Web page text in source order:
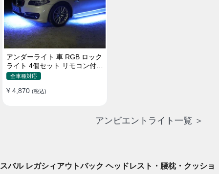
アンダーライト 車 RGB ロック
ライト 4個セット リモコン付き
ボタンスイッチ付き 多機能 車
水 おしゃれ
全車種対応
¥ 4,870 (税込)
アンビエントライト一覧 ＞
スバル レガシィアウトバック ヘッドレスト・腰枕・クッショ